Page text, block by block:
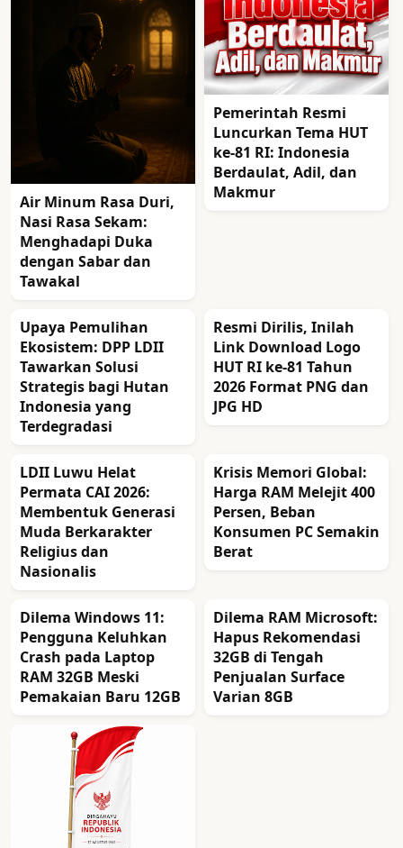
Air Minum Rasa Duri,
Nasi Rasa Sekam:
Menghadapi Duka
dengan Sabar dan
Tawakal
Pemerintah Resmi
Luncurkan Tema HUT
ke-81 RI: Indonesia
Berdaulat, Adil, dan
Makmur
Upaya Pemulihan
Ekosistem: DPP LDII
Tawarkan Solusi
Strategis bagi Hutan
Indonesia yang
Terdegradasi
Resmi Dirilis, Inilah
Link Download Logo
HUT RI ke-81 Tahun
2026 Format PNG dan
JPG HD
LDII Luwu Helat
Permata CAI 2026:
Membentuk Generasi
Muda Berkarakter
Religius dan
Nasionalis
Krisis Memori Global:
Harga RAM Melejit 400
Persen, Beban
Konsumen PC Semakin
Berat
Dilema Windows 11:
Pengguna Keluhkan
Crash pada Laptop
RAM 32GB Meski
Pemakaian Baru 12GB
Dilema RAM Microsoft:
Hapus Rekomendasi
32GB di Tengah
Penjualan Surface
Varian 8GB